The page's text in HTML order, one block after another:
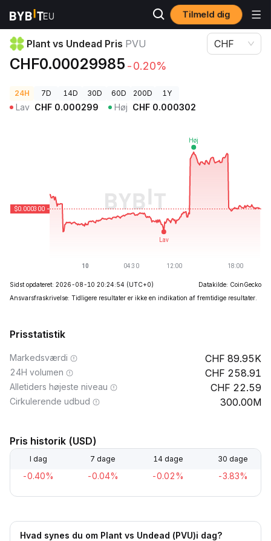
Tilmeld dig
Kryptopriser Plant vs Undead Pris PVU
Plant vs Undead Pris PVU
CHF0.00029985 -0.20%
CHF
24H 7D 14D 30D 60D 200D 1Y
Lav CHF 0.000299 Høj CHF 0.000302
Sidst opdateret: 2026-08-10 20:24:54 (UTC+0)
Datakilde: CoinGecko
Ansvarsfraskrivelse: Tidligere resultater er ikke en indikation af fremtidige resultater.
Prisstatistik
Markedsværdi 89.95K
24H volumen 258.91
Alletiders højeste niveau 22.59
Cirkulerende udbud 300.00M
Pris historik (USD)
I dag 7 dage 14 dage 30 dage
-0.40% -0.04% -0.02% -3.83%
Hvad synes du om Plant vs Undead (PVU)i dag?